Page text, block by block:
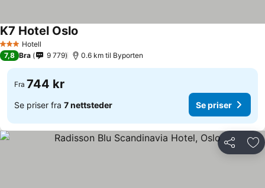
3 StjernerHotell
K7 Hotel Oslo
7,8 Bra 9 779 0.6 km til Byporten
Fra 744 kr
Se priser fra 7 nettsteder Se priser
Del